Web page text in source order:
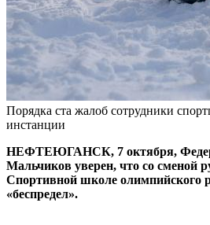
Порядка ста жалоб сотрудники
инстанции
НЕФТЕЮГАНСК, 7 октября,
Мальчиков уверен, что со сменой
Спортивной школе олимпийского
«беспредел».